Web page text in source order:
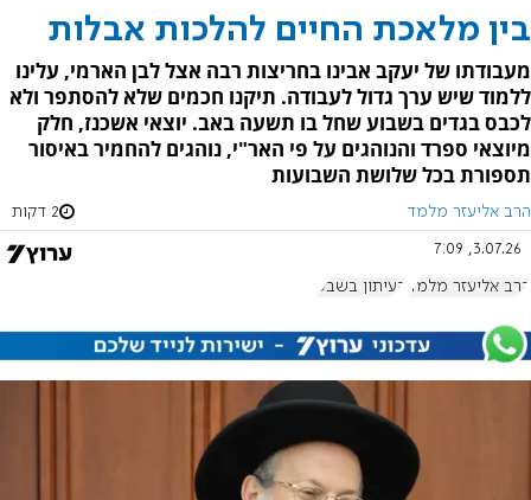
בין מלאכת החיים להלכות אבלות
מעבודתו של יעקב אבינו בחריצות רבה אצל לבן הארמי, עלינו
ללמוד שיש ערך גדול לעבודה. תיקנו חכמים שלא להסתפר ולא
לכבס בגדים בשבוע שחל בו תשעה באב. יוצאי אשכנז, חלק
מיוצאי ספרד והנוהגים על פי האר"י, נוהגים להחמיר באיסור
תספורת בכל שלושת השבועות
הרב אליעזר מלמד 2 דקות
3.07.26, 7:09
הרב אליעזר מלמד העיתון בשבע